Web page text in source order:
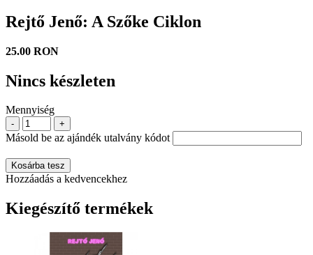
Rejtő Jenő: A Szőke Ciklon
25.00 RON
Nincs készleten
Mennyiség
- +
Másold be az ajándék utalvány kódot
Kosárba tesz
Hozzáadás a kedvencekhez
Kiegészítő termékek